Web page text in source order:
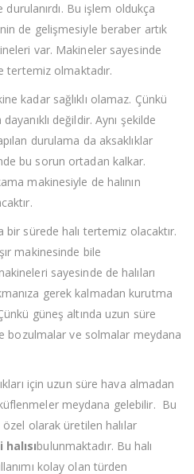
durulanırdı. Bu işlem oldukça
de gelişmesiyle beraber artık
var. Makineler sayesinde
tertemiz olmaktadır.
kadar sağlıklı olamaz. Çünkü
değildir. Aynı şekilde
durulama da aksaklıklar
bu sorun ortadan kalkar.
makinesiyle de halının
bir sürede halı tertemiz olacaktır.
makinesinde bile
sayesinde de halıları
gerek kalmadan kurutma
güneş altında uzun süre
bozulmalar ve solmalar meydana
için uzun süre hava almadan
meydana gelebilir. Bu
olarak üretilen halılar
halısıbulunmaktadır. Bu halı
kolay olan türden